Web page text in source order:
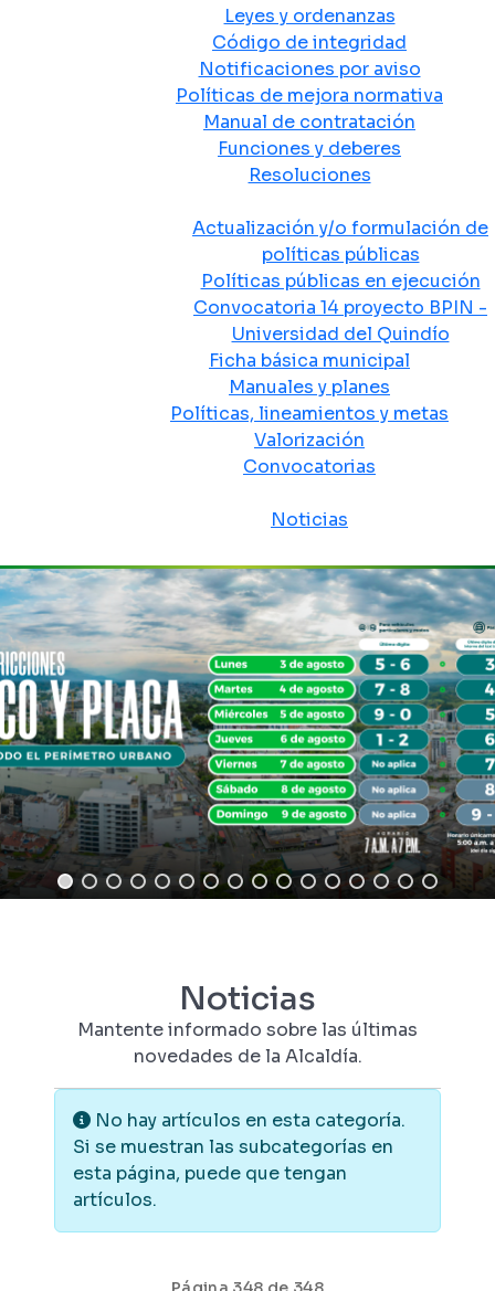
Leyes y ordenanzas
Código de integridad
Notificaciones por aviso
Políticas de mejora normativa
Manual de contratación
Funciones y deberes
Resoluciones
Actualización y/o formulación de
políticas públicas
Políticas públicas en ejecución
Convocatoria 14 proyecto BPIN -
Universidad del Quindío
Ficha básica municipal
Manuales y planes
Políticas, lineamientos y metas
Valorización
Convocatorias
Noticias
Noticias
Mantente informado sobre las últimas
novedades de la Alcaldía.
Información
No hay artículos en esta categoría.
Si se muestran las subcategorías en
esta página, puede que tengan
artículos.